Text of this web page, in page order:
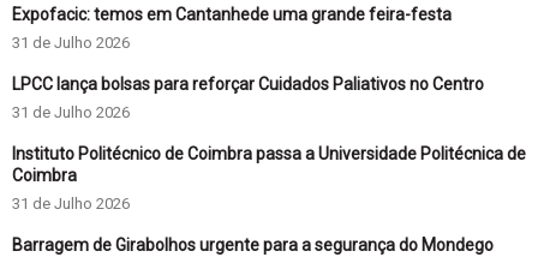
Expofacic: temos em Cantanhede uma grande feira-festa
31 de Julho 2026
LPCC lança bolsas para reforçar Cuidados Paliativos no Centro
31 de Julho 2026
Instituto Politécnico de Coimbra passa a Universidade Politécnica de
Coimbra
31 de Julho 2026
Barragem de Girabolhos urgente para a segurança do Mondego